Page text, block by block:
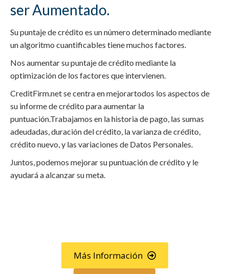
ser Aumentado.
Su puntaje de crédito es un número determinado mediante
un algoritmo cuantificables tiene muchos factores.
Nos aumentar su puntaje de crédito mediante la
optimización de los factores que intervienen.
CreditFirm.net se centra en mejorartodos los aspectos de
su informe de crédito para aumentar la
puntuación.Trabajamos en la historia de pago, las sumas
adeudadas, duración del crédito, la varianza de crédito,
crédito nuevo, y las variaciones de Datos Personales.
Juntos, podemos mejorar su puntuación de crédito y le
ayudará a alcanzar su meta.
Más Información